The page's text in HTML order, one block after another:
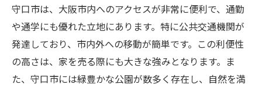
守口市は、大阪市内へのアクセスが非常に便利で、通勤
や通学にも優れた立地にあります。特に公共交通機関が
発達しており、市内外への移動が簡単です。この利便性
の高さは、家を売る際にも大きな強みとなります。ま
た、守口市には緑豊かな公園が数多く存在し、自然を満